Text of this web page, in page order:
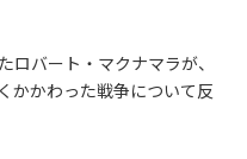
ロバート・マクナマラが、
かかわった戦争について反